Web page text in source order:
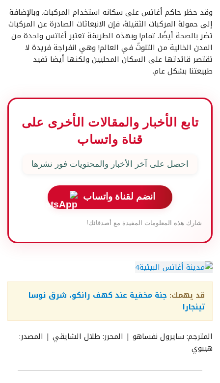
وقد حظر حاكم أغاتس على سكانه استخدام المركبات. وبالإضافة
إلى حمولة المركبات الثقيلة، فإن الانبعاثات الصادرة عن المركبات
تضر بالصحة أيضًا. تمام! وبهذه الطريقة تعتبر أغاتس واحدة من
المدن الخالية من التلوثً في العالم! وهي انفراجة فريدة لا
تقتصر قائدتها على السكان المحليين ولكنها أيضا تفيد
طبيعتنا بشكل عام.
تابع الأخبار والمقالات الأخرى على
قناة واتساب
احصل على آخر الأخبار والمحتويات فور نشرها
انضم لقناة واتساب
شارك هذه المعلومات المفيدة مع أصدقائك!
قد يهمك: جنة مخفية عند كهف رانكو، شرق نوسا
تينجارا
المترجم: سايرول نفساهو | المحرر: طلال الشايقي | المصدر:
هيبوي